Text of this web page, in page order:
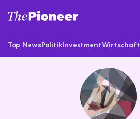
Top NewsPolitikInvestmentWirtschaft